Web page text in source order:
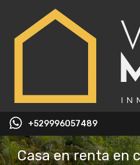
+529996057489
Casa en renta en